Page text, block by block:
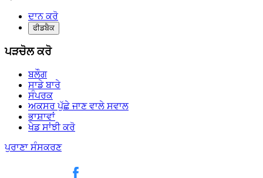
ਦਾਨ ਕਰੋ
ਫੀਡਬੈਕ
ਪੜਚੋਲ ਕਰੋ
ਬਲੌਗ
ਸਾਡੇ ਬਾਰੇ
ਸੰਪਰਕ
ਅਕਸਰ ਪੁੱਛੇ ਜਾਣ ਵਾਲੇ ਸਵਾਲ
ਭਾਸ਼ਾਵਾਂ
ਖੇਡ ਸਾਂਝੀ ਕਰੋ
ਪੁਰਾਣਾ ਸੰਸਕਰਣ